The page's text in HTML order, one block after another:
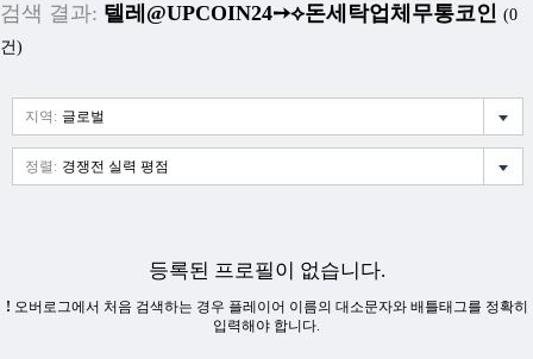
검색 결과: 텔레@UPCOIN24➙⟡돈세탁업체무통코인 (0
건)
지역: 글로벌
정렬: 경쟁전 실력 평점
등록된 프로필이 없습니다.
! 오버로그에서 처음 검색하는 경우 플레이어 이름의 대소문자와 배틀태그를 정확히
입력해야 합니다.